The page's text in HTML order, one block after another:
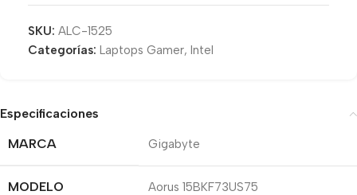
SKU: ALC-1525
Categorías: Laptops Gamer, Intel
Especificaciones
MARCA
Gigabyte
MODELO Aorus 15BKF73US75